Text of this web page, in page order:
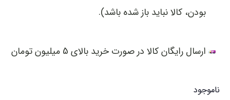
بودن، کالا نباید باز شده باشد).
ارسال رایگان کالا در صورت خرید بالای 5 میلیون تومان
ناموجود